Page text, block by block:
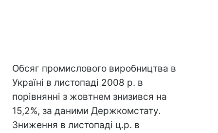
Обсяг промислового виробництва в
Україні в листопаді 2008 р. в
порівнянні з жовтнем знизився на
15,2%, за даними Держкомстату.
Зниження в листопаді ц.р. в